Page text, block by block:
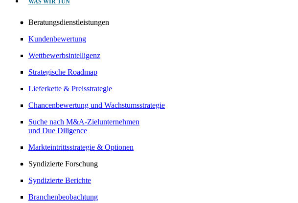
WAS WIR TUN
Beratungsdienstleistungen
Kundenbewertung
Wettbewerbsintelligenz
Strategische Roadmap
Lieferkette & Preisstrategie
Chancenbewertung und Wachstumsstrategie
Suche nach M&A-Zielunternehmen
und Due Diligence
Markteintrittsstrategie & Optionen
Syndizierte Forschung
Syndizierte Berichte
Branchenbeobachtung